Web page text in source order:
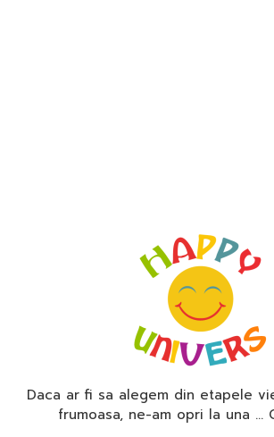
Daca ar fi sa alegem din etapele
frumoasa, ne-am opri la una …